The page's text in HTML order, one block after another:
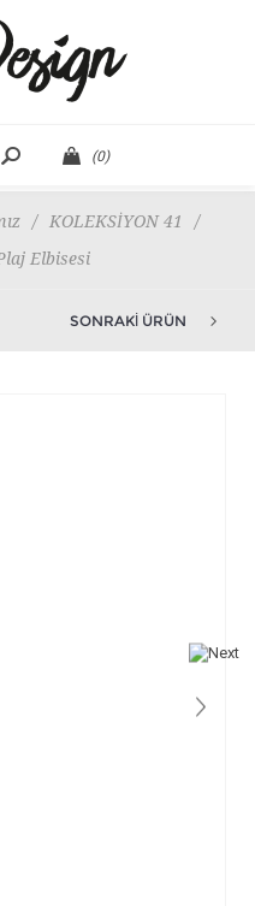
(0)
/ KOLEKSİYON 41
/
Elbisesi
SONRAKI ÜRÜN